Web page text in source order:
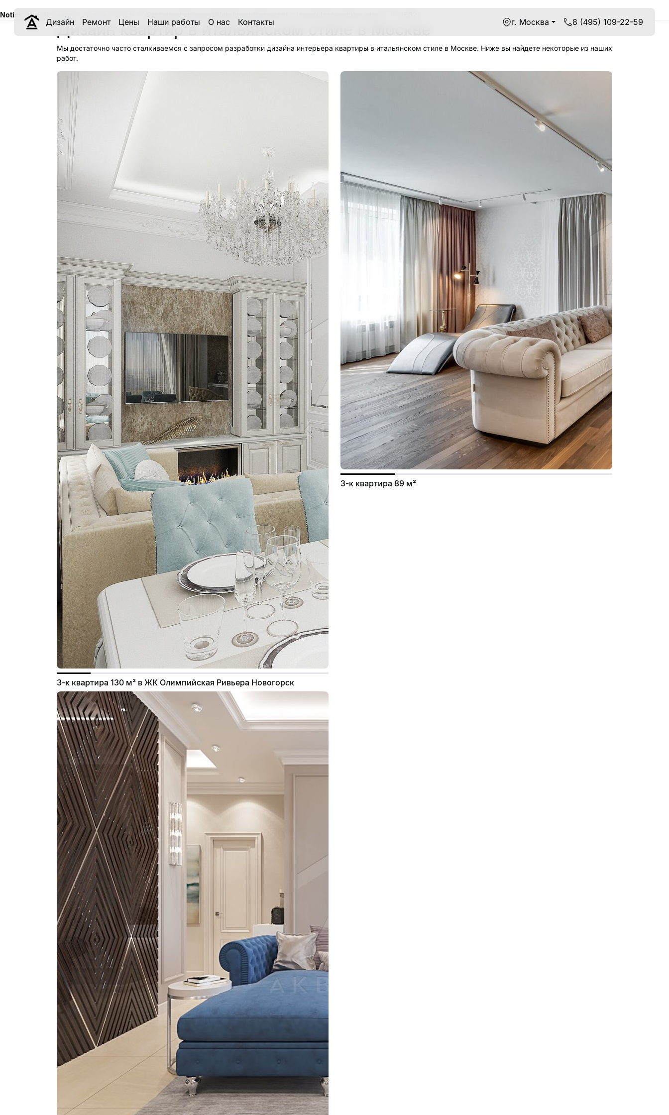
Notice : Undefined index: meta_keywords in
Дизайн Ремонт Цены Наши работы О нас Контакты г. Москва 8 (495) 109-22-59
Дизайн квартир в итальянском стиле в Москве
Мы достаточно часто сталкиваемся с запросом разработки дизайна интерьера квартиры в итальянском стиле в Москве. Ниже вы найдете некоторые из наших
работ.
3-к квартира 130 м² в ЖК Олимпийская Ривьера Новогорск
3-к квартира 89 м²